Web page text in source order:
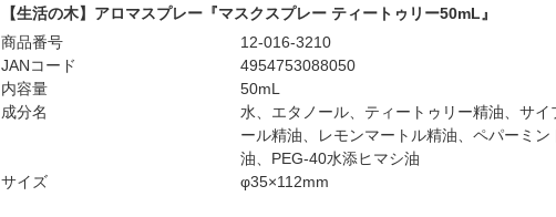
【生活の木】アロマスプレー『マスクスプレー ティートゥリー50mL』
商品番号
12-016-3210
JANコード
4954753088050
内容量
50mL
成分名
水、エタノール、ティートゥリー精油、サ
ール精油、レモンマートル精油、ペパーミ
油、PEG-40水添ヒマシ油
サイズ
φ35×112mm